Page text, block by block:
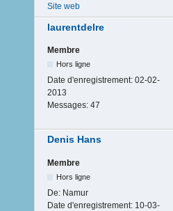
Site web
laurentdelre
Membre
Hors ligne
Date d'enregistrement: 02-02-
2013
Messages: 47
Denis Hans
Membre
Hors ligne
De: Namur
Date d'enregistrement: 10-03-